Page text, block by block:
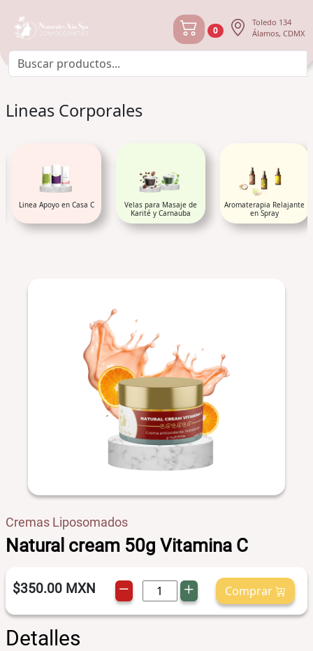
0
Toledo 134
Álamos, CDMX
Lineas Corporales
Linea Apoyo en Casa C
Velas para Masaje de
Karité y Carnauba
Aromaterapia Relajante
en Spray
Cremas Liposomados
Natural cream 50g Vitamina C
$350.00 MXN Comprar
Detalles